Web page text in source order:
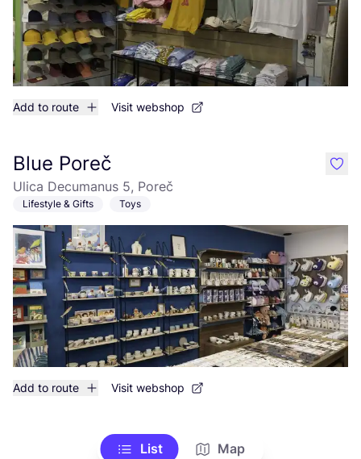
Add to route Visit webshop
Blue Poreč
Ulica Decumanus 5, Poreč
Lifestyle & Gifts Toys
Add to route Visit webshop
like
List Map